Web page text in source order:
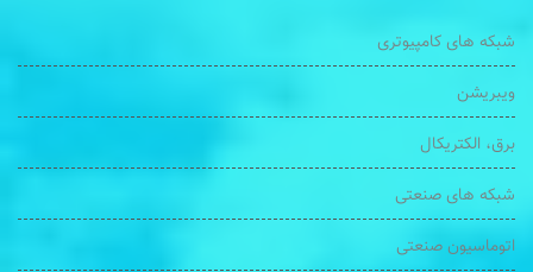
شبکه های کامپیوتری
ویبریشن
برق، الکتریکال
شبکه های صنعتی
اتوماسیون صنعتی